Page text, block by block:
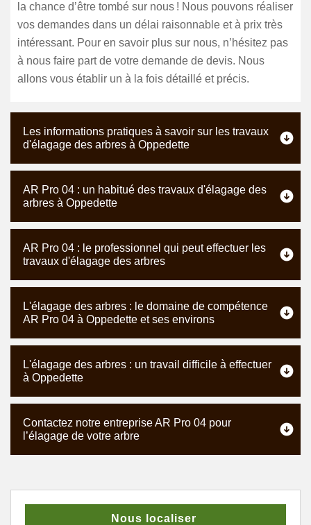
la chance d’être tombé sur nous ! Nous pouvons réaliser
vos demandes dans un délai raisonnable et à prix très
intéressant. Pour en savoir plus sur nous, n’hésitez pas
à nous faire part de votre demande de devis. Nous
allons vous établir un à la fois détaillé et précis.
Les informations pratiques à savoir sur les travaux
d'élagage des arbres à Oppedette
AR Pro 04 : un habitué des travaux d'élagage des
arbres à Oppedette
AR Pro 04 : le professionnel qui peut effectuer les
travaux d'élagage des arbres
L'élagage des arbres : le domaine de compétence
AR Pro 04 à Oppedette et ses environs
L'élagage des arbres : un travail difficile à effectuer
à Oppedette
Contactez notre entreprise AR Pro 04 pour
l’élagage de votre arbre
Nous localiser